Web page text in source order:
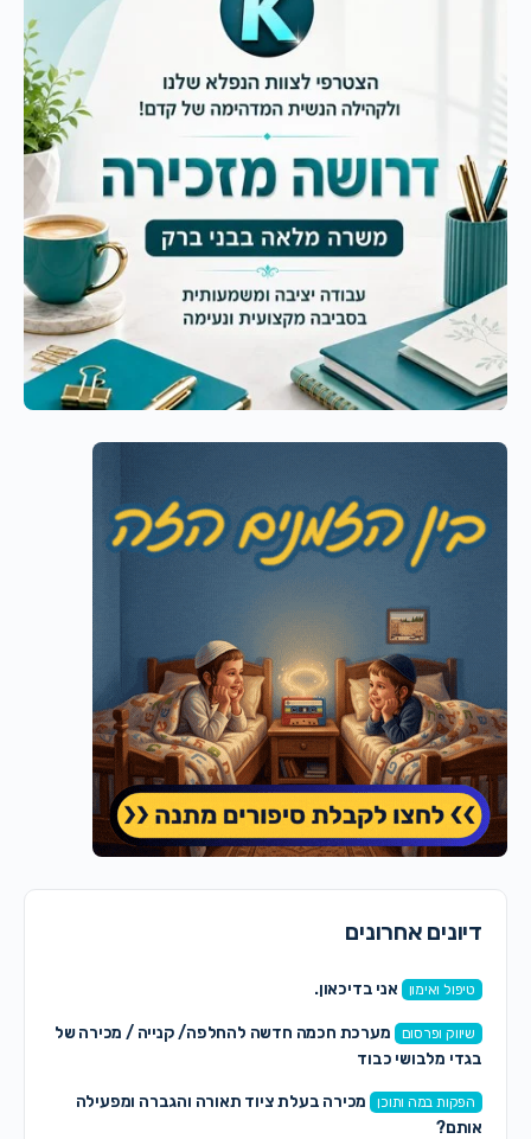
דיונים אחרונים
טיפול ואימון אני בדיכאון.
שיווק ופרסום
מערכת חכמה חדשה להחלפה/ קנייה / מכירה של
בגדי מלבושי כבוד
הפקות במה ותוכן
מכירה בעלת ציוד תאורה והגברה ומפעילה
אותם?